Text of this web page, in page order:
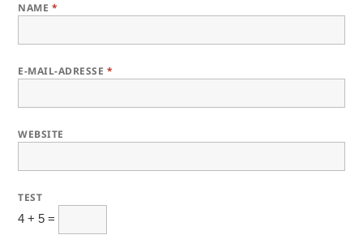
NAME *
E-MAIL-ADRESSE *
WEBSITE
TEST
4 + 5 =